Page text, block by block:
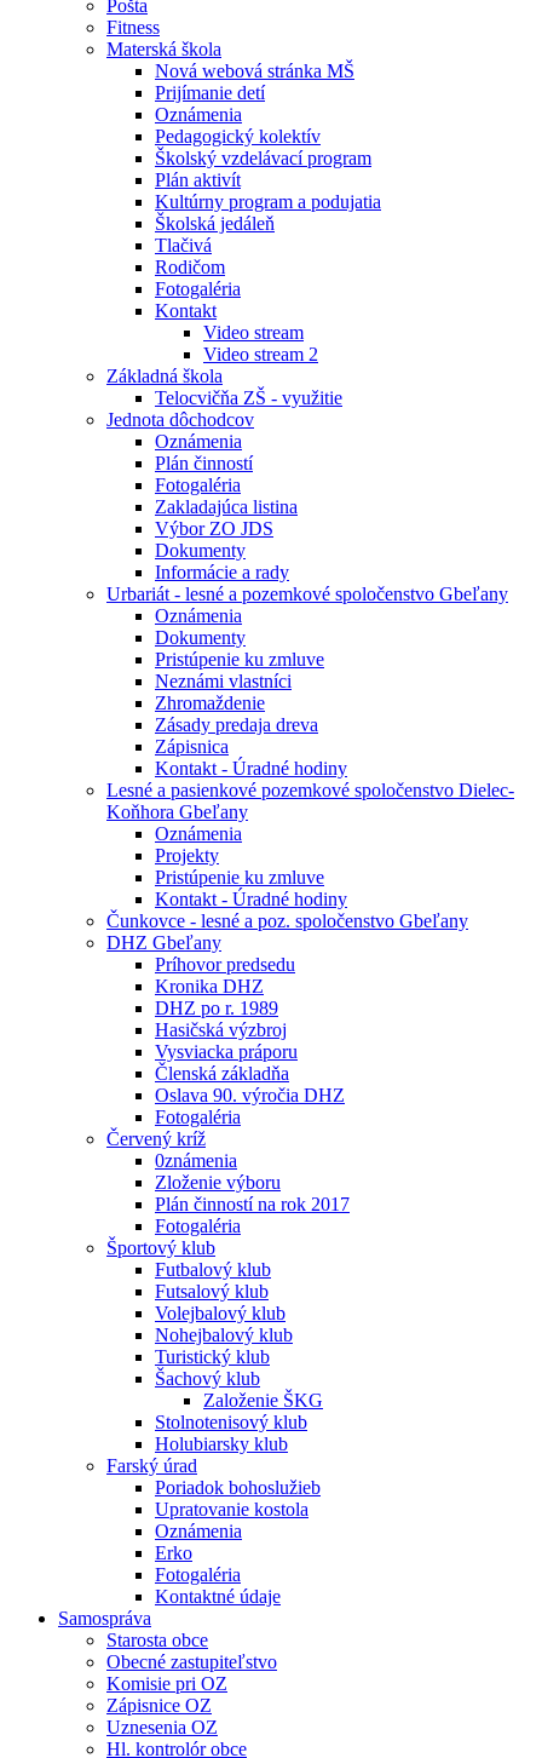
Pošta
Fitness
Materská škola
Nová webová stránka MŠ
Prijímanie detí
Oznámenia
Pedagogický kolektív
Školský vzdelávací program
Plán aktivít
Kultúrny program a podujatia
Školská jedáleň
Tlačivá
Rodičom
Fotogaléria
Kontakt
Video stream
Video stream 2
Základná škola
Telocvičňa ZŠ - využitie
Jednota dôchodcov
Oznámenia
Plán činností
Fotogaléria
Zakladajúca listina
Výbor ZO JDS
Dokumenty
Informácie a rady
Urbariát - lesné a pozemkové spoločenstvo Gbeľany
Oznámenia
Dokumenty
Pristúpenie ku zmluve
Neznámi vlastníci
Zhromaždenie
Zásady predaja dreva
Zápisnica
Kontakt - Úradné hodiny
Lesné a pasienkové pozemkové spoločenstvo Dielec-
Koňhora Gbeľany
Oznámenia
Projekty
Pristúpenie ku zmluve
Kontakt - Úradné hodiny
Čunkovce - lesné a poz. spoločenstvo Gbeľany
DHZ Gbeľany
Príhovor predsedu
Kronika DHZ
DHZ po r. 1989
Hasičská výzbroj
Vysviacka práporu
Členská základňa
Oslava 90. výročia DHZ
Fotogaléria
Červený kríž
0známenia
Zloženie výboru
Plán činností na rok 2017
Fotogaléria
Športový klub
Futbalový klub
Futsalový klub
Volejbalový klub
Nohejbalový klub
Turistický klub
Šachový klub
Založenie ŠKG
Stolnotenisový klub
Holubiarsky klub
Farský úrad
Poriadok bohoslužieb
Upratovanie kostola
Oznámenia
Erko
Fotogaléria
Kontaktné údaje
Samospráva
Starosta obce
Obecné zastupiteľstvo
Komisie pri OZ
Zápisnice OZ
Uznesenia OZ
Hl. kontrolór obce